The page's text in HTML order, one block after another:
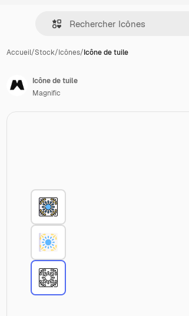
Accueil/Stock/Icônes/Icône de tuile
Icône de tuile
Magnific